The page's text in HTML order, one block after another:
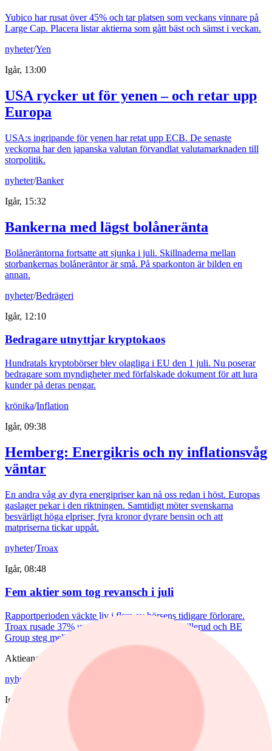
Yubico har rusat över 45% och tar platsen som veckans vinnare på
Large Cap. Placera listar aktierna som gått bäst och sämst i veckan.
nyheter/Yen
Igår, 13:00
USA rycker ut för yenen – och retar upp
Europa
USA:s ingripande för yenen har retat upp ECB. De senaste
veckorna har den japanska valutan förvandlat valutamarknaden till
storpolitik.
nyheter/Banker
Igår, 15:32
Bankerna med lägst bolåneränta
Bolåneräntorna fortsatte att sjunka i juli. Skillnaderna mellan
storbankernas bolåneräntor är små. På sparkonton är bilden en
annan.
nyheter/Bedrägeri
Igår, 12:10
Bedragare utnyttjar kryptokaos
Hundratals kryptobörser blev olagliga i EU den 1 juli. Nu poserar
bedragare som myndigheter med förfalskade dokument för att lura
kunder på deras pengar.
krönika/Inflation
Igår, 09:38
Hemberg: Energikris och ny inflationsvåg
väntar
En andra våg av dyra energipriser kan nå oss redan i höst. Europas
gaslager pekar i den riktningen. Samtidigt möter svenskarna
besvärligt höga elpriser, fyra kronor dyrare bensin och att
matpriserna tickar uppåt.
nyheter/Troax
Igår, 08:48
Fem aktier som tog revansch i juli
Rapportperioden väckte liv i flera av börsens tidigare förlorare.
Troax rusade 37% under juli, medan Hexpol, Billerud och BE
Group steg mellan 18 till 23%.
Aktieanalys
nyheter
Aktieanalys
Igår, 08:11
Analytikern: Tre köpvärda
investmentbolag